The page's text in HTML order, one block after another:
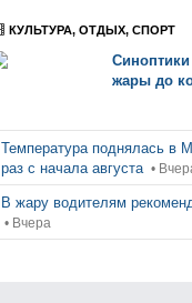
КУЛЬТУРА, ОТДЫХ, СПОРТ
жары до
Температура поднялась в
раз с начала августа •
В жару водителям
• Вчера